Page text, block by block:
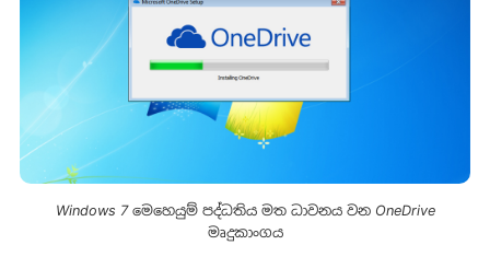
Windows 7 මෙහෙයුම් පද්ධතිය මත ධාවනය වන OneDrive
මෘදුකාංගය